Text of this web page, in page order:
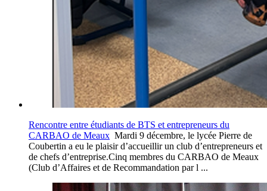
Rencontre entre étudiants de BTS et entrepreneurs du
CARBAO de Meaux Mardi 9 décembre, le lycée Pierre de
Coubertin a eu le plaisir d’accueillir un club d’entrepreneurs et
de chefs d’entreprise.Cinq membres du CARBAO de Meaux
(Club d’Affaires et de Recommandation par l ...